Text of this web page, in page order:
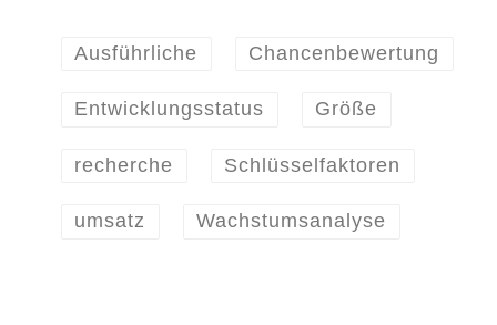
Ausführliche Chancenbewertung
Entwicklungsstatus Größe
recherche Schlüsselfaktoren
umsatz Wachstumsanalyse